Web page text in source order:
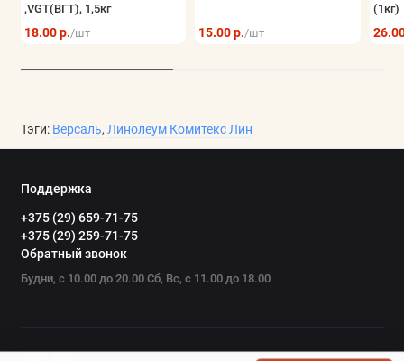
,VGT(ВГТ), 1,5кг
18.00 р./шт 15.00 р./шт
(1кг)
Тэги: Версаль, Линолеум Комитекс Лин
Поддержка
+375 (29) 659-71-75
+375 (29) 259-71-75
Обратный звонок
Будни, с 10.00 до 20.00 Сб, Вс, с 11.00 до 18.00